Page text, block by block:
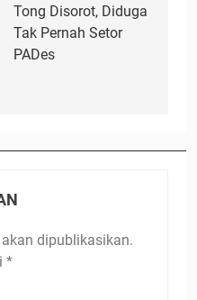
Tong Disorot, Diduga
Tak Pernah Setor
PADes
dipublikasikan.
*